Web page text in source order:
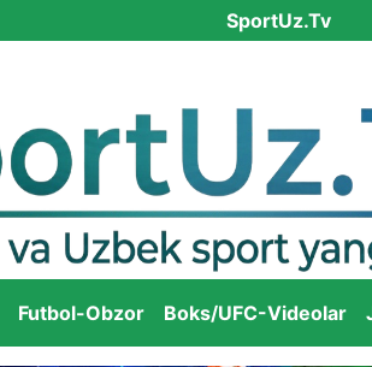
SportUz.Tv
Futbol-Obzor Boks/UFC-Videolar